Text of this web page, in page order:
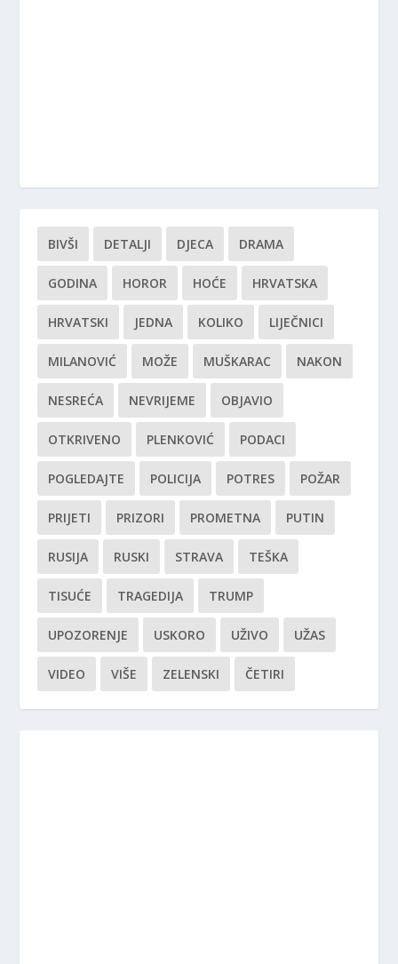
BIVŠI DETALJI DJECA DRAMA
GODINA HOROR HOĆE HRVATSKA
HRVATSKI JEDNA KOLIKO LIJEČNICI
MILANOVIĆ MOŽE MUŠKARAC NAKON
NESREĆA NEVRIJEME OBJAVIO
OTKRIVENO PLENKOVIĆ PODACI
POGLEDAJTE POLICIJA POTRES POŽAR
PRIJETI PRIZORI PROMETNA PUTIN
RUSIJA RUSKI STRAVA TEŠKA
TISUĆE TRAGEDIJA TRUMP
UPOZORENJE USKORO UŽIVO UŽAS
VIDEO VIŠE ZELENSKI ČETIRI